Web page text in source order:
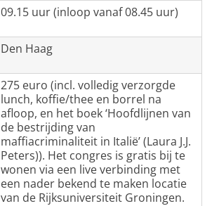
09.15 uur (inloop vanaf 08.45 uur)
Den Haag
275 euro (incl. volledig verzorgde
lunch, koffie/thee en borrel na
afloop, en het boek ‘Hoofdlijnen van
de bestrijding van
maffiacriminaliteit in Italië’ (Laura J.J.
Peters)). Het congres is gratis bij te
wonen via een live verbinding met
een nader bekend te maken locatie
van de Rijksuniversiteit Groningen.